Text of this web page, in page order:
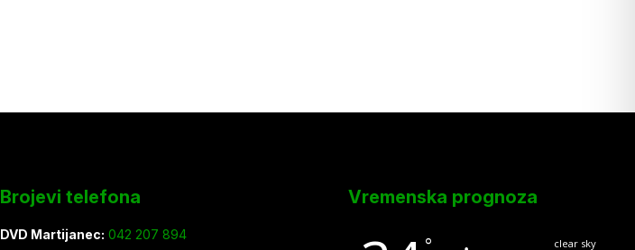
Brojevi telefona
DVD Martijanec: 042 207 894
Vremenska prognoza
° clear sky